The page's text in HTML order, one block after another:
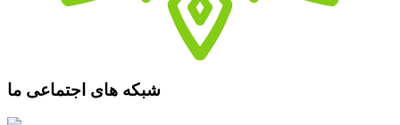
شبکه های اجتماعی ما